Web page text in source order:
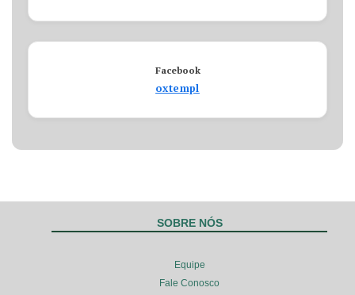
Facebook
oxtempl
SOBRE NÓS
Equipe
Fale Conosco